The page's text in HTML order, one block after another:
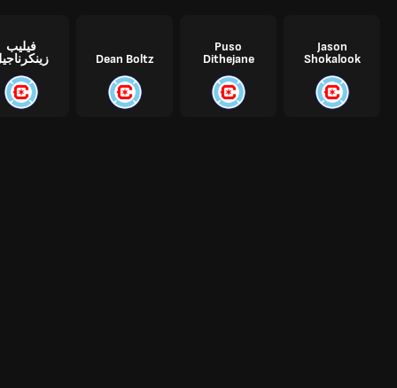
Jason
Shokalook
Puso
Dithejane
Dean Boltz
فيليب